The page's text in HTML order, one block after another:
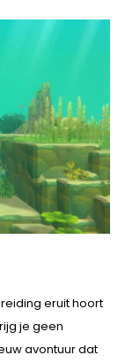
eruit hoort
je geen
avontuur dat